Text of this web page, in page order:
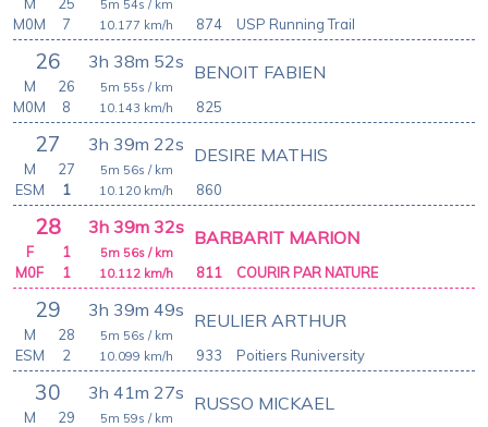
874
5m 54s / km
10.177 km/h
M0M
7 USP Running Trail
26 3h 38m 52s
825
BENOIT FABIEN
5m 55s / km
10.143 km/h
M
26
M0M
8
27 3h 39m 22s
860
DESIRE MATHIS
5m 56s / km
10.120 km/h
M
27
ESM
1
28 3h 39m 32s
811
BARBARIT MARION
5m 56s / km
10.112 km/h
F
1
M0F
1 COURIR PAR NATURE
29 3h 39m 49s
933
REULIER ARTHUR
5m 56s / km
10.099 km/h
M
28
ESM
2 Poitiers Runiversity
30 3h 41m 27s RUSSO MICKAEL
5m 59s / km
M
29